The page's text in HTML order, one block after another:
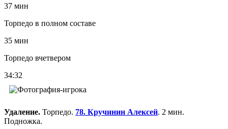
37 мин
Торпедо в полном составе
35 мин
Торпедо вчетвером
34:32
Удаление. Торпедо. 78. Кручинин Алексей. 2 мин.
Подножка.